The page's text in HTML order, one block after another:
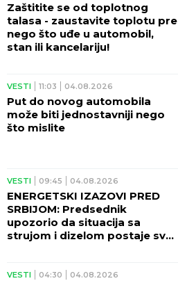
Zaštitite se od toplotnog
talasa - zaustavite toplotu pre
nego što uđe u automobil,
stan ili kancelariju!
VESTI 11:03 04.08.2026
Put do novog automobila
može biti jednostavniji nego
što mislite
VESTI 09:45 04.08.2026
ENERGETSKI IZAZOVI PRED
SRBIJOM: Predsednik
upozorio da situacija sa
strujom i dizelom postaje sve
VESTI 04:30 04.08.2026